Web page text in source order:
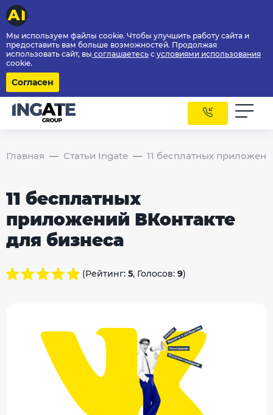
Мы используем файлы cookie. Чтобы улучшить работу сайта и
предоставить вам больше возможностей. Продолжая
использовать сайт, вы соглашаетесь с условиями использования
cookie.
Согласен
Главная Статьи Ingate 11 бесплатных
11 бесплатных
приложений ВКонтакте
для бизнеса
(Рейтинг: 5, Голосов: 9)